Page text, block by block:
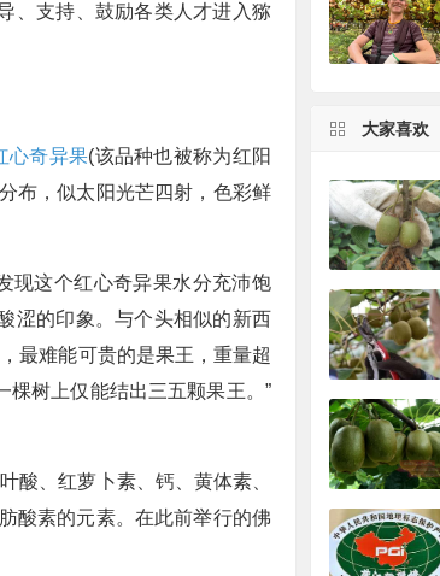
、支持、鼓励各类人才进入猕
心奇异果(该品种也被称为红阳
布，似太阳光芒四射，色彩鲜
现这个红心奇异果水分充沛饱
涩的印象。与个头相似的新西
最难能可贵的是果王，重量超
棵树上仅能结出三五颗果王。”
酸、红萝卜素、钙、黄体素、
酸素的元素。在此前举行的佛
大家喜欢